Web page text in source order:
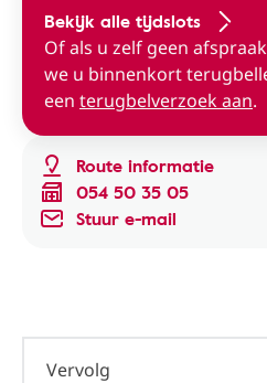
Route informatie
054 50 35 05
Stuur e-mail
Bekijk alle tijdslots
Of als u zelf geen
we u binnenkort
een terugbelverzoek aan.
Vervolg